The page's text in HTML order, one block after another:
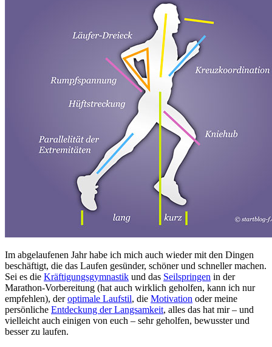
Im abgelaufenen Jahr habe ich mich auch wieder mit den Dingen
beschäftigt, die das Laufen gesünder, schöner und schneller machen.
Sei es die Kräftigungsgymnastik und das Seilspringen in der
Marathon-Vorbereitung (hat auch wirklich geholfen, kann ich nur
empfehlen), deroptimale Laufstil, die Motivation oder meine
persönliche Entdeckung der Langsamkeit, alles das hat mir – und
vielleicht auch einigen von euch – sehr geholfen, bewusster und
besser zu laufen.